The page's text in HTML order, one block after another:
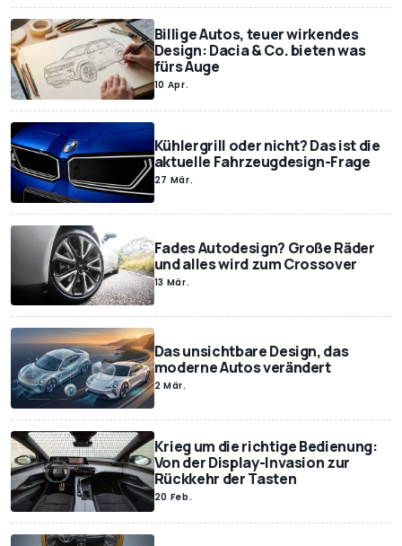
Billige Autos, teuer wirkendes
Design: Dacia & Co. bieten was
fürs Auge
10 Apr.
Kühlergrill oder nicht? Das ist die
aktuelle Fahrzeugdesign-Frage
27 Mär.
Fades Autodesign? Große Räder
und alles wird zum Crossover
13 Mär.
Das unsichtbare Design, das
moderne Autos verändert
2 Mär.
Krieg um die richtige Bedienung:
Von der Display-Invasion zur
Rückkehr der Tasten
20 Feb.